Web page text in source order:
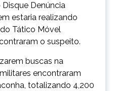
Denúncia
estaria realizando
Tático Móvel
o suspeito.
buscas na
encontraram
totalizando 4,200